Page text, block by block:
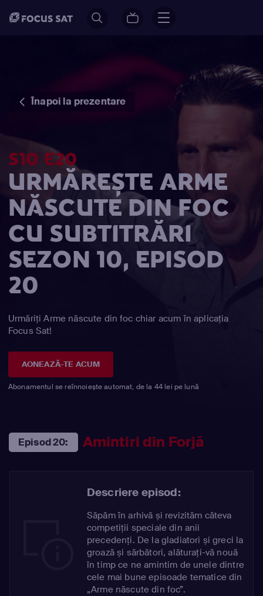
Înapoi la prezentare
S10 E20
URMĂREȘTE ARME
NĂSCUTE DIN FOC
CU SUBTITRĂRI
SEZON 10, EPISOD
20
Urmăriți Arme născute din foc chiar acum în aplicația
Focus Sat!
AONEAZĂ-TE ACUM
Abonamentul se reînnoiește automat, de la 44 lei pe lună
Episod 20: Amintiri din Forjă
Descriere episod:
Săpăm în arhivă și revizităm câteva
competiții speciale din anii
precedenți. De la gladiatori și greci la
groază și sărbători, alăturați-vă nouă
în timp ce ne amintim de unele dintre
cele mai bune episoade tematice din
„Arme născute din foc”.